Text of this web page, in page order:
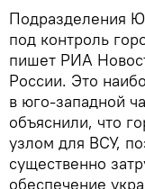
Подразделения
под контроль
пишет РИА
России. Это
в юго-западной
объяснили, что
узлом для ВСУ,
существенно
обеспечение